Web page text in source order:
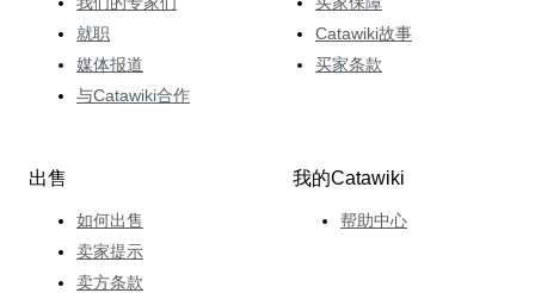
就职
媒体报道
与Catawiki合作
Catawiki故事
买家条款
出售
如何出售
卖家提示
卖方条款
我的Catawiki
帮助中心